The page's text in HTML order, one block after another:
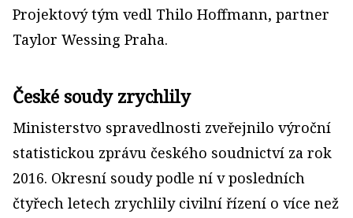
Projektový tým vedl Thilo Hoffmann, partner
Taylor Wessing Praha.
České soudy zrychlily
Ministerstvo spravedlnosti zveřejnilo výroční
statistickou zprávu českého soudnictví za rok
2016. Okresní soudy podle ní v posledních
čtyřech letech zrychlily civilní řízení o více než